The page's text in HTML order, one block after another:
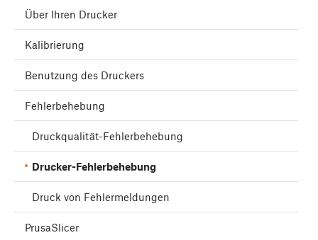
Über Ihren Drucker
Kalibrierung
Benutzung des Druckers
Fehlerbehebung
Druckqualität-Fehlerbehebung
Drucker-Fehlerbehebung
Druck von Fehlermeldungen
PrusaSlicer